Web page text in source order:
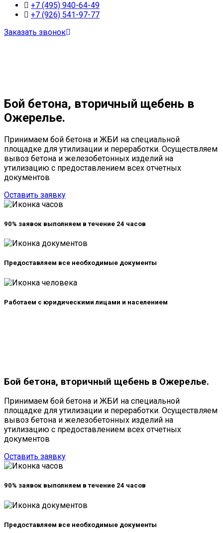
+7 (495) 940-64-49
+7 (926) 541-97-77
Заказать звонок
Бой бетона, вторичный щебень в
Ожерелье.
Принимаем бой бетона и ЖБИ на специальной
площадке для утилизации и переработки. Осуществляем
вывоз бетона и железобетонных изделий на
утилизацию с предоставлением всех отчетных
документов
Оставить заявку
90% заявок выполняем втечение 24 часов
Предоставляем все необходимые документы
Работаем с юридическими лицами и населением
Бой бетона, вторичный щебень в Ожерелье.
Принимаем бой бетона и ЖБИ на специальной
площадке для утилизации и переработки. Осуществляем
вывоз бетона и железобетонных изделий на
утилизацию с предоставлением всех отчетных
документов
Оставить заявку
90% заявок выполняем втечение 24 часов
Предоставляем все необходимые документы